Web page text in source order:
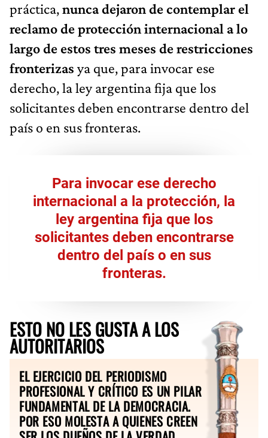
práctica,nunca dejaron de contemplar el
reclamo de protección internacional a lo
largo de estos tres meses de restricciones
fronterizas ya que, para invocar ese
derecho, la ley argentina fija que los
solicitantes deben encontrarse dentro del
país o en sus fronteras.
Para invocar ese derecho
internacional a la protección, la
ley argentina fija que los
solicitantes deben encontrarse
dentro del país o en sus
fronteras.
ESTO NO LES GUSTA A LOS
AUTORITARIOS
EL EJERCICIO DEL PERIODISMO
PROFESIONAL Y CRÍTICO ES UN PILAR
FUNDAMENTAL DE LA DEMOCRACIA.
POR ESO MOLESTA A QUIENES CREEN